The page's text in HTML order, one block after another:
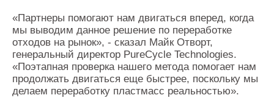
«Партнеры помогают нам двигаться вперед, когда
мы выводим данное решение по переработке
отходов на рынок», - сказал Майк Отворт,
генеральный директор PureCycle Technologies.
«Поэтапная проверка нашего метода помогает нам
продолжать двигаться еще быстрее, поскольку мы
делаем переработку пластмасс реальностью».